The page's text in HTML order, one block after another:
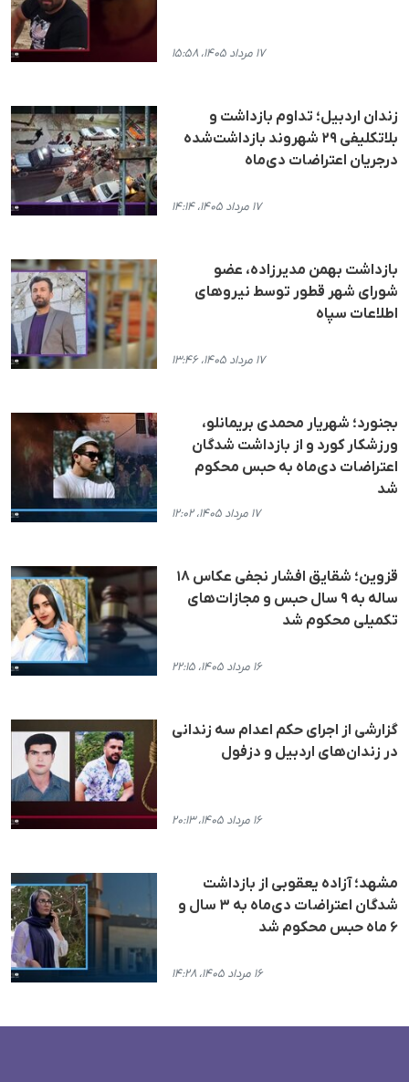
۱۷ مرداد ۱۴۰۵، ۱۵:۵۸
زندان اردبیل؛ تداوم بازداشت و
بلاتکلیفی ۲۹ شهروند بازداشت‌شده
درجریان اعتراضات دی‌ماه
۱۷ مرداد ۱۴۰۵، ۱۴:۱۴
بازداشت بهمن مدیرزاده، عضو
شورای شهر قطور توسط نیروهای
اطلاعات سپاه
۱۷ مرداد ۱۴۰۵، ۱۳:۴۶
بجنورد؛ شهریار محمدی بریمانلو،
ورزشکار کورد و از بازداشت شدگان
اعتراضات دی‌ماه به حبس محکوم
شد
۱۷ مرداد ۱۴۰۵، ۱۲:۰۲
قزوین؛ شقایق افشار نجفی عکاس ۱۸
ساله به ۹ سال حبس و مجازات‌های
تکمیلی محکوم شد
۱۶ مرداد ۱۴۰۵، ۲۲:۱۵
گزارشی از اجرای حکم اعدام سه زندانی
در زندان‌های اردبیل و دزفول
۱۶ مرداد ۱۴۰۵، ۲۰:۱۳
مشهد؛ آزاده یعقوبی از بازداشت
شدگان اعتراضات دی‌ماه به ۳ سال و
۶ ماه حبس محکوم شد
۱۶ مرداد ۱۴۰۵، ۱۴:۲۸